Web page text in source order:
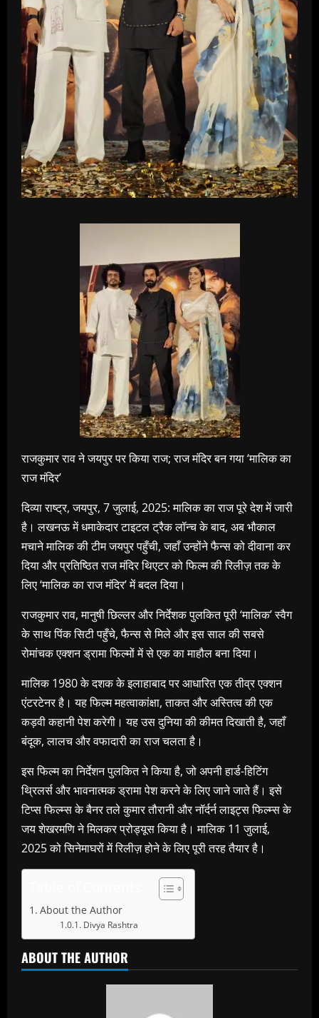
राजकुमार राव ने जयपुर पर किया राज; राज मंदिर बन गया ‘मालिक का
राज मंदिर’
दिव्या राष्ट्र, जयपुर, 7 जुलाई, 2025: मालिक का राज पूरे देश में जारी
है। लखनऊ में धमाकेदार टाइटल ट्रैक लॉन्च के बाद, अब भौकाल
मचाने मालिक की टीम जयपुर पहुँची, जहाँ उन्होंने फैन्स को दीवाना कर
दिया और प्रतिष्ठित राज मंदिर थिएटर को फिल्म की रिलीज़ तक के
लिए ‘मालिक का राज मंदिर’ में बदल दिया।
राजकुमार राव, मानुषी छिल्लर और निर्देशक पुलकित पूरी ‘मालिक’ स्वैग
के साथ पिंक सिटी पहुँचे, फैन्स से मिले और इस साल की सबसे
रोमांचक एक्शन ड्रामा फिल्मों में से एक का माहौल बना दिया।
मालिक 1980 के दशक के इलाहाबाद पर आधारित एक तीव्र एक्शन
एंटरटेनर है। यह फिल्म महत्वाकांक्षा, ताकत और अस्तित्व की एक
कड़वी कहानी पेश करेगी। यह उस दुनिया की कीमत दिखाती है, जहाँ
बंदूक, लालच और वफादारी का राज चलता है।
इस फिल्म का निर्देशन पुलकित ने किया है, जो अपनी हार्ड-हिटिंग
थ्रिलर्स और भावनात्मक ड्रामा पेश करने के लिए जाने जाते हैं। इसे
टिप्स फिल्म्स के बैनर तले कुमार तौरानी और नॉर्दर्न लाइट्स फिल्म्स के
जय शेखरमणि ने मिलकर प्रोड्यूस किया है। मालिक 11 जुलाई,
2025 को सिनेमाघरों में रिलीज़ होने के लिए पूरी तरह तैयार है।
About the Author
Divya Rashtra
ABOUT THE AUTHOR